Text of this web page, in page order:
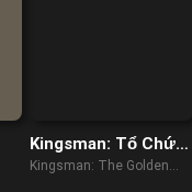
Kingsman: Tổ Chức
Hoàng Kim
Kingsman: The Golden